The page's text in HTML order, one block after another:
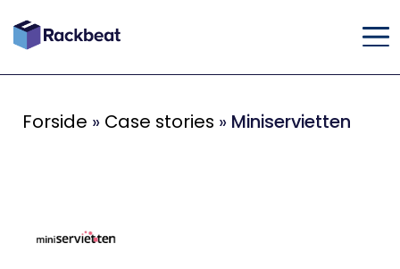
Forside » Case stories » Miniservietten